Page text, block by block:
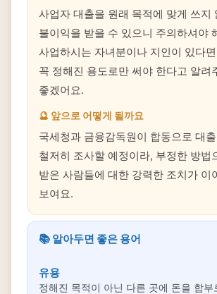
사업자 대출을 원래 목적에 맞게 쓰지
불이익을 받을 수 있으니 주의하셔야
사업하시는 자녀분이나 지인이 있다
꼭 정해진 용도로만 써야 한다고 알려
좋겠어요.
🔮 앞으로 어떻게 될까요
국세청과 금융감독원이 합동으로 대
철저히 조사할 예정이라, 부정한 방법
받은 사람들에 대한 강력한 조치가 이
보여요.
📚 알아두면 좋은 용어
유용
정해진 목적이 아닌 다른 곳에 돈을 함부